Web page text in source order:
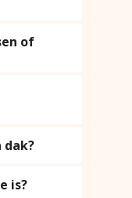
of
dak?
is?